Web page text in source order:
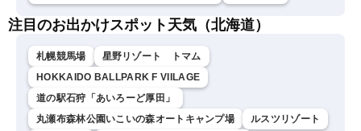
注目のお出かけスポット天気（北海道）
札幌競馬場
星野リゾート トマム
HOKKAIDO BALLPARK F VIILAGE
道の駅石狩「あいろーど厚田」
丸瀬布森林公園いこいの森オートキャンプ場
ルスツリゾート